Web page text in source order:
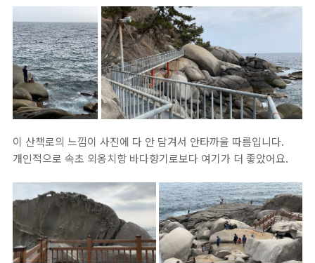
이 산책로의 느낌이 사진에 다 안 담겨서 안타까울 따름입니다.
개인적으로 속초 외옹치항 바다향기로보다 여기가 더 좋았어요.